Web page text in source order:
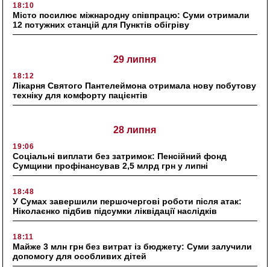
18:10
Місто посилює міжнародну співпрацю: Суми отримали
12 потужних станцій для Пунктів обігріву
29 липня
18:12
Лікарня Святого Пантелеймона отримала нову побутову
техніку для комфорту пацієнтів
28 липня
19:06
Соціальні виплати без затримок: Пенсійний фонд
Сумщини профінансував 2,5 млрд грн у липні
18:48
У Сумах завершили першочергові роботи після атак:
Ніколаєнко підбив підсумки ліквідації наслідків
18:11
Майже 3 млн грн без витрат із бюджету: Суми залучили
допомогу для особливих дітей